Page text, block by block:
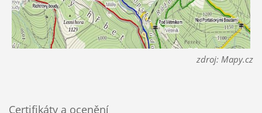
zdroj: Mapy.cz
Certifikáty a ocenění